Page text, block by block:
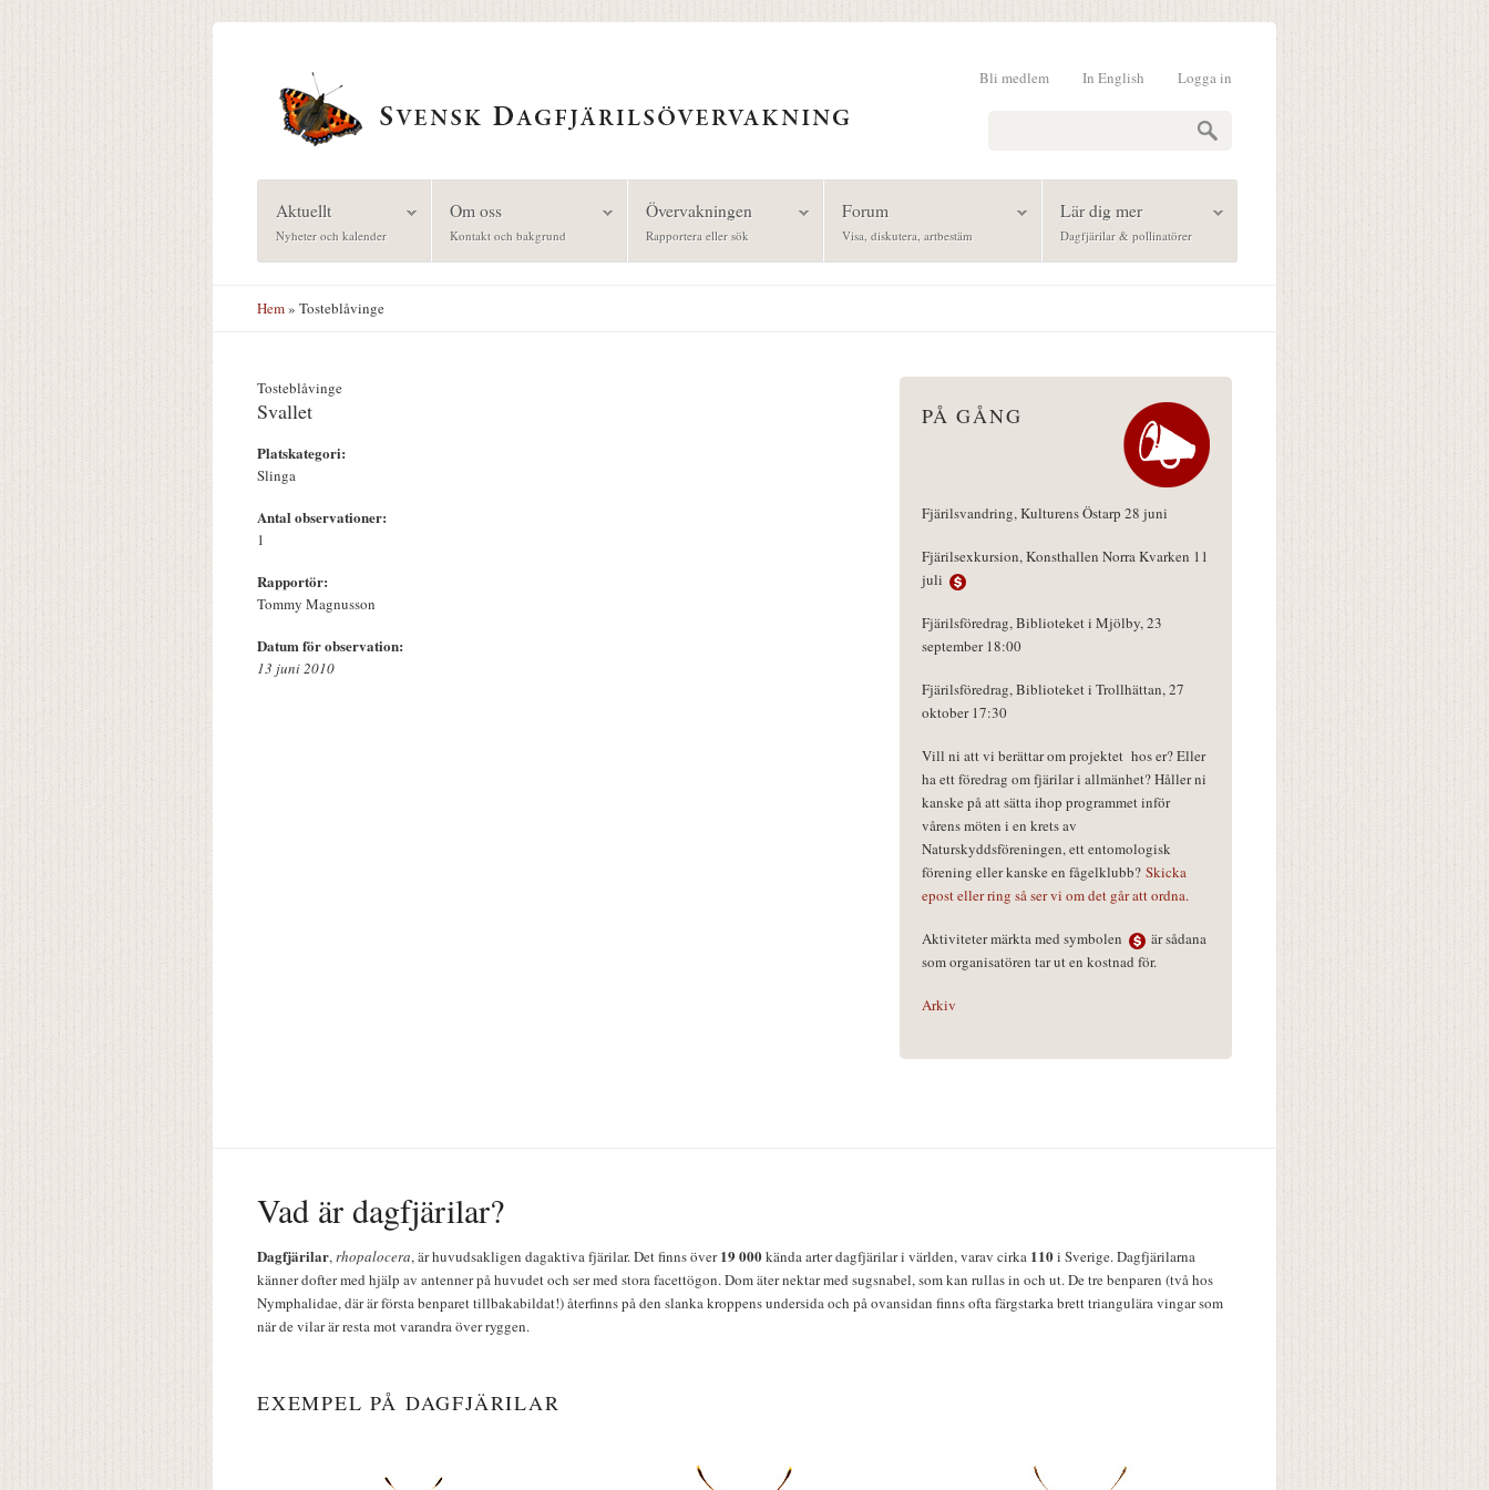
Logga in
In English
Bli medlem
Aktuellt
Nyheter och kalender
Om oss
Kontakt och bakgrund
Övervakningen
Rapportera eller sök
Forum
Visa, diskutera, artbestäm
Lär dig mer
Dagfjärilar & pollinatörer
Hem» Tosteblåvinge
Tosteblåvinge
Svallet
Platskategori:
Slinga
Antal observationer:
1
Rapportör:
Tommy Magnusson
Datum för observation:
13 juni 2010
PÅ GÅNG
Fjärilsvandring, Kulturens Östarp 28 juni
Fjärilsexkursion, Konsthallen Norra Kvarken 11
juli
Fjärilsföredrag, Biblioteket i Mjölby, 23
september 18:00
Fjärilsföredrag, Biblioteket i Trollhättan, 27
oktober 17:30
Vill ni att vi berättar om projektet hos er? Eller
ha ett föredrag om fjärilar i allmänhet? Håller ni
kanske på att sätta ihop programmet inför
vårens möten i en krets av
Naturskyddsföreningen, ett entomologisk
förening eller kanske en fågelklubb? Skicka
epost eller ring så ser vi om det går att ordna.
Aktiviteter märkta med symbolen
är sådana
som organisatören tar ut en kostnad för.
Arkiv
Vad är dagfjärilar?
Dagfjärilar,rhopalocera, är huvudsakligen dagaktiva fjärilar. Det finns över19 000kända arter dagfjärilar i världen, varav cirka 110i Sverige. Dagfjärilarna
känner dofter med hjälp av antenner på huvudet och ser med stora facettögon. Dom äter nektar med sugsnabel, som kan rullas in och ut. De tre benparen (två hos
Nymphalidae, där är första benparet tillbakabildat!) återfinns på den slanka kroppens undersida och på ovansidan finns ofta färgstarka brett triangulära vingar som
när de vilar är resta mot varandra över ryggen.
EXEMPEL PÅ DAGFJÄRILAR